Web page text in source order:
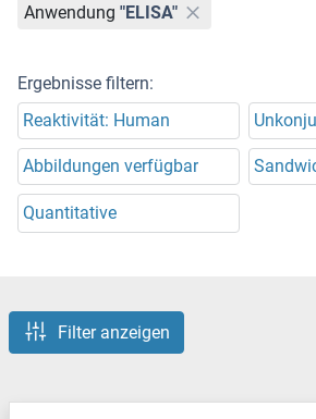
Anwendung "ELISA"
Ergebnisse filtern:
Reaktivität: Human
Abbildungen verfügbar
Quantitative
Filter anzeigen